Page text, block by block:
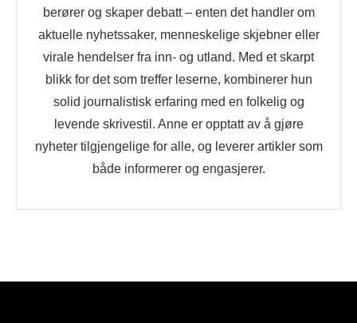
berører og skaper debatt – enten det handler om
aktuelle nyhetssaker, menneskelige skjebner eller
virale hendelser fra inn- og utland. Med et skarpt
blikk for det som treffer leserne, kombinerer hun
solid journalistisk erfaring med en folkelig og
levende skrivestil. Anne er opptatt av å gjøre
nyheter tilgjengelige for alle, og leverer artikler som
både informerer og engasjerer.